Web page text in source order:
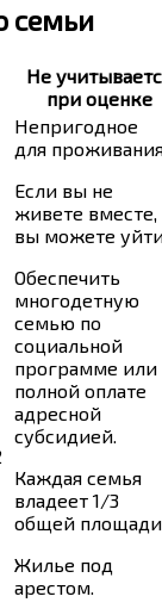
семьи
Не
при оценке
Непригодное
для
Если вы не
живете вместе,
вы можете
Обеспечить
многодетную
семью по
социальной
программе или
полной оплате
адресной
субсидией.
Каждая семья
владеет 1/3
общей
Жилье под
арестом.